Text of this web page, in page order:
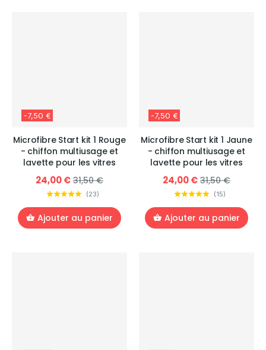
-7,50 €
Microfibre Start kit 1 Rouge
- chiffon multiusage et
lavette pour les vitres
24,00 € 31,50 €
(23)
Ajouter au panier
-7,50 €
Microfibre Start kit 1 Jaune
- chiffon multiusage et
lavette pour les vitres
24,00 € 31,50 €
(15)
Ajouter au panier